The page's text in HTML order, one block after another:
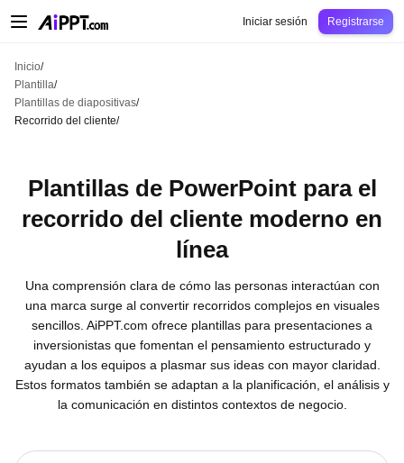
EducaciónDocente
Iniciar sesión Registrarse
Inicio/
Plantilla/
Plantillas de diapositivas/
Recorrido del cliente/
Plantillas de PowerPoint para el
recorrido del cliente moderno en
línea
Una comprensión clara de cómo las personas interactúan con
una marca surge al convertir recorridos complejos en visuales
sencillos. AiPPT.com ofrece plantillas para presentaciones a
inversionistas que fomentan el pensamiento estructurado y
ayudan a los equipos a plasmar sus ideas con mayor claridad.
Estos formatos también se adaptan a la planificación, el análisis y
la comunicación en distintos contextos de negocio.